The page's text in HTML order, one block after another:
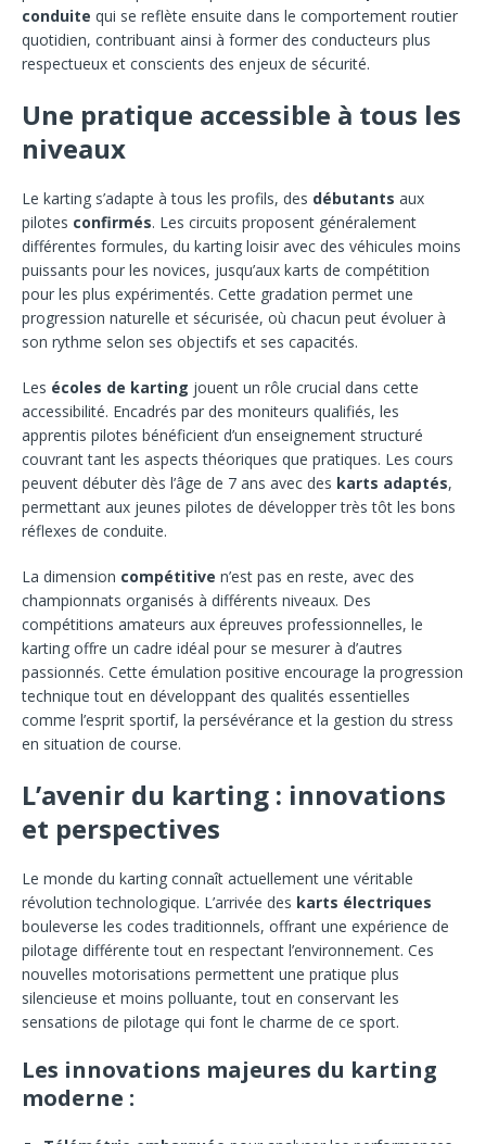
conduite qui se reflète ensuite dans le comportement routier
quotidien, contribuant ainsi à former des conducteurs plus
respectueux et conscients des enjeux de sécurité.
Une pratique accessible à tous les
niveaux
Le karting s’adapte à tous les profils, des débutants aux
pilotes confirmés. Les circuits proposent généralement
différentes formules, du karting loisir avec des véhicules moins
puissants pour les novices, jusqu’aux karts de compétition
pour les plus expérimentés. Cette gradation permet une
progression naturelle et sécurisée, où chacun peut évoluer à
son rythme selon ses objectifs et ses capacités.
Les écoles de karting jouent un rôle crucial dans cette
accessibilité. Encadrés par des moniteurs qualifiés, les
apprentis pilotes bénéficient d’un enseignement structuré
couvrant tant les aspects théoriques que pratiques. Les cours
peuvent débuter dès l’âge de 7 ans avec des karts adaptés,
permettant aux jeunes pilotes de développer très tôt les bons
réflexes de conduite.
La dimension compétitive n’est pas en reste, avec des
championnats organisés à différents niveaux. Des
compétitions amateurs aux épreuves professionnelles, le
karting offre un cadre idéal pour se mesurer à d’autres
passionnés. Cette émulation positive encourage la progression
technique tout en développant des qualités essentielles
comme l’esprit sportif, la persévérance et la gestion du stress
en situation de course.
L’avenir du karting : innovations
et perspectives
Le monde du karting connaît actuellement une véritable
révolution technologique. L’arrivée des karts électriques
bouleverse les codes traditionnels, offrant une expérience de
pilotage différente tout en respectant l’environnement. Ces
nouvelles motorisations permettent une pratique plus
silencieuse et moins polluante, tout en conservant les
sensations de pilotage qui font le charme de ce sport.
Les innovations majeures du karting
moderne :